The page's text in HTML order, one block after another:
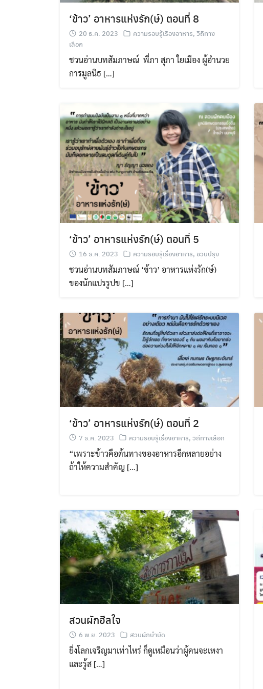
‘ข้าว’ อาหารแห่งรัก(ษ์) ตอนที่ 8
20 ธ.ค. 2023 ความรอบรู้เรื่องอาหาร, วิถีทาง
เลือก
ชวนอ่านบทสัมภาษณ์ พี่ภา สุภา ใยเมือง ผู้อำนวย
การมูลนิธ […]
‘ข้าว’ อาหารแห่งรัก(ษ์) ตอนที่ 5
16 ธ.ค. 2023 ความรอบรู้เรื่องอาหาร, ชวนปรุง
ชวนอ่านบทสัมภาษณ์ ‘ข้าว’ อาหารแห่งรัก(ษ์)
ของนักแปรรูปข […]
‘ข้าว’ อาหารแห่งรัก(ษ์) ตอนที่ 2
7 ธ.ค. 2023 ความรอบรู้เรื่องอาหาร, วิถีทางเลือก
“เพราะข้าวคือต้นทางของอาหารอีกหลายอย่าง
ถ้าให้ความสำคัญ […]
สวนผักฮีลใจ
6 พ.ย. 2023 สวนผักบำบัด
ยิ่งโลกเจริญมาเท่าไหร่ ก็ดูเหมือนว่าผู้คนจะเหงา
และรู้ส […]